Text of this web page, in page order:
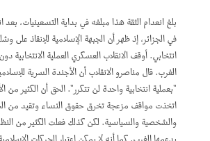
بلغ انعدام الثقة هذا مبلغه في بداية التسعينيات،
في الجزائر، إذ ظهر أن الجبهة الإسلامية للإنقاذ على
انتخابي. أوقف الانقلاب العسكري العملية الانتخابية
الغرب. قال مناصرو الانقلاب أن الأجندة السرية
"بعملية انتخابية واحدة لن تتكرر". الحق أن الكثير من
اتخذت مواقف مزعجة تخرق حقوق النساء وتقيد من
والشخصية والسياسية. لكن كذلك فعلت الكثير من